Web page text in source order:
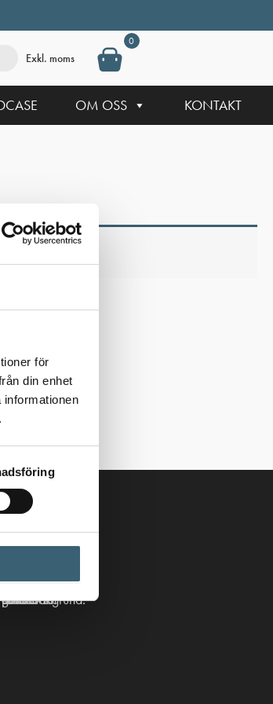
för
din enhet
Exkl. moms
0
OM OSS KONTAKT
Följ oss